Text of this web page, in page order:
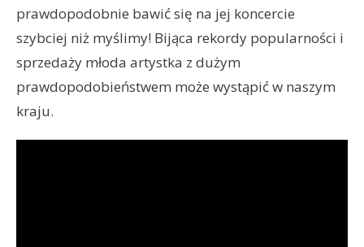
prawdopodobnie bawić się na jej koncercie
szybciej niż myślimy! Bijąca rekordy popularności i
sprzedaży młoda artystka z dużym
prawdopodobieństwem może wystąpić w naszym
kraju.